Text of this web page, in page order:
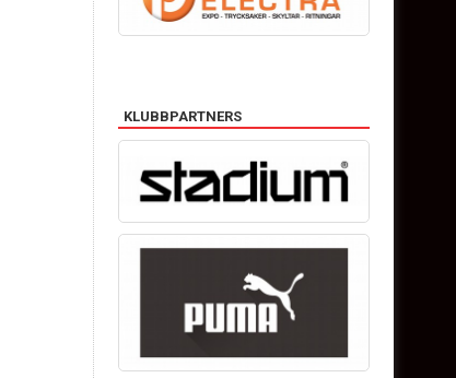
KLUBBPARTNERS